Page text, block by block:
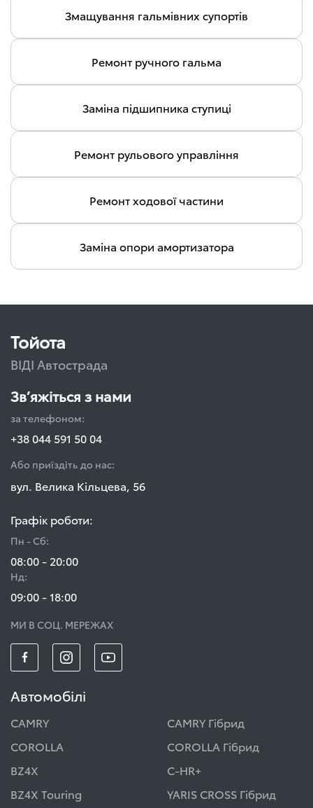
Змащування гальмівних супортів
Ремонт ручного гальма
Заміна підшипника ступиці
Ремонт рульового управління
Ремонт ходової частини
Заміна опори амортизатора
Тойота
ВІДІ Автострада
Зв’яжіться з нами
за телефоном:
+38 044 591 50 04
Або приїздіть до нас:
вул. Велика Кільцева, 56
Графік роботи:
Пн - Сб:
08:00 - 20:00
Нд:
09:00 - 18:00
МИ В СОЦ. МЕРЕЖАХ
Автомобілі
CAMRY
CAMRY Гібрид
COROLLA
COROLLA Гібрид
BZ4X
C-HR+
BZ4X Touring
YARIS CROSS Гібрид